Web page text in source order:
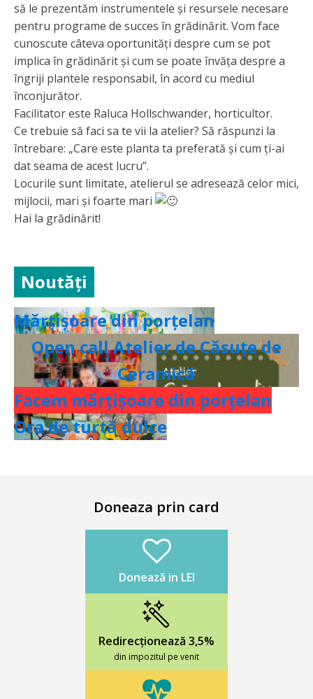
să le prezentăm instrumentele și resursele necesare
pentru programe de succes în grădinărit. Vom face
cunoscute câteva oportunități despre cum se pot
implica în grădinărit și cum se poate învăța despre a
îngriji plantele responsabil, în acord cu mediul
înconjurător.
Facilitator este Raluca Hollschwander, horticultor.
Ce trebuie să faci sa te vii la atelier? Să răspunzi la
întrebare: „Care este planta ta preferată și cum ți-ai
dat seama de acest lucru”.
Locurile sunt limitate, atelierul se adresează celor mici,
mijlocii, mari și foarte mari
Hai la grădinărit!
Noutăți
Mărțișoare din porțelan
Open call Atelier de Căsuțe de
Ceramică
Facem mărțișoare din porțelan
Ora de turtă dulce
Doneaza prin card
Donează in LEI
Redirecționează 3,5%
din impozitul pe venit